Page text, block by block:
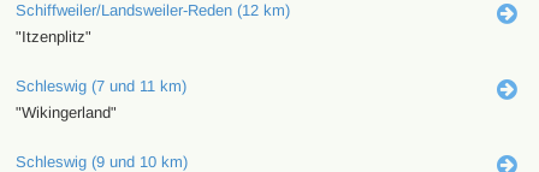
Schiffweiler/Landsweiler-Reden (12 km)
"Itzenplitz"
Schleswig (7 und 11 km)
"Wikingerland"
Schleswig (9 und 10 km)